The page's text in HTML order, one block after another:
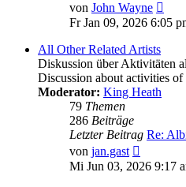
von John Wayne
Fr Jan 09, 2026 6:05
All Other Related Artists
Diskussion über Aktivitäten
Discussion about activities of
Moderator: King Heath
79 Themen
286 Beiträge
Letzter Beitrag Re:
von jan.gast
Beitrag
Mi Jun 03, 2026 9:17